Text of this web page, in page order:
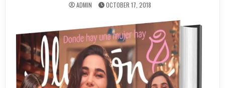
ADMIN OCTOBER 17, 2018